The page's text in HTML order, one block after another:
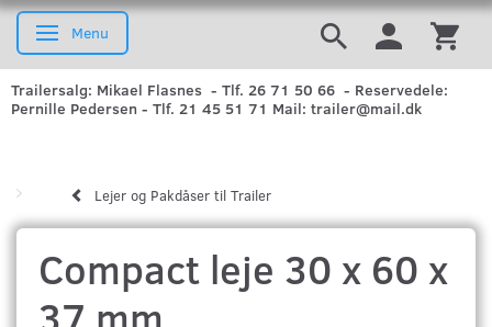
Skifte navigation
Menu
Trailersalg: Mikael Flasnes - Tlf. 26 71 50 66 - Reservedele:
Pernille Pedersen - Tlf. 21 45 51 71 Mail: trailer@mail.dk
Lejer og Pakdåser til Trailer
Compact leje 30 x 60 x